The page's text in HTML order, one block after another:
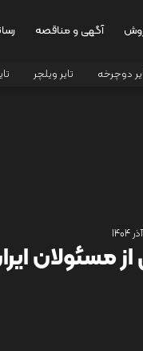
آگهی و مناقصه
دوچرخه تایر ویلچر
مسئولان